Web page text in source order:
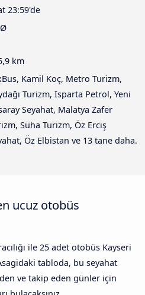
23:59'de
km
Kamil Koç, Metro Turizm,
Turizm, Isparta Petrol, Yeni
Seyahat, Malatya Zafer
Süha Turizm, Öz Erciş
Öz Elbistan ve 13 tane daha.
ucuz otobüs
ile 25 adet otobüs Kayseri
tabloda, bu seyahat
ve takip eden günler için